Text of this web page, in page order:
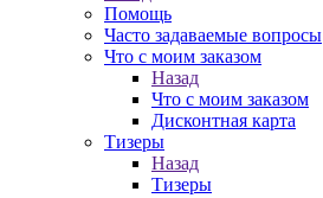
Помощь
Часто задаваемые вопросы
Что с моим заказом
Назад
Что с моим заказом
Дисконтная карта
Тизеры
Назад
Тизеры